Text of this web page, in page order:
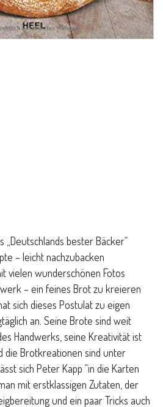
„Deutschlands bester Bäcker“
– leicht nachzubacken
vielen wunderschönen Fotos
– ein feines Brot zu kreieren
sich dieses Postulat zu eigen
an. Seine Brote sind weit
Handwerks, seine Kreativität ist
die Brotkreationen sind unter
sich Peter Kapp “in die Karten
mit erstklassigen Zutaten, der
und ein paar Tricks auch